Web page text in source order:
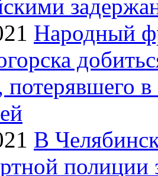
Народный
потерявшего
В